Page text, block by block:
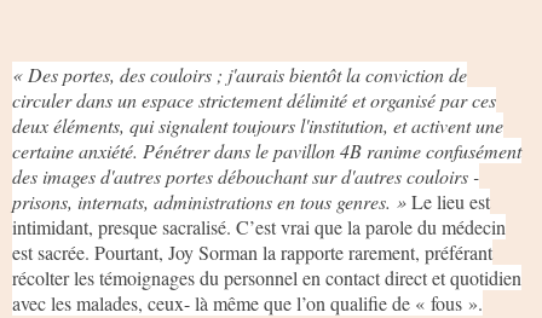
« Des portes, des couloirs ; j'aurais bientôt la conviction de
circuler dans un espace strictement délimité et organisé par ces
deux éléments, qui signalent toujours l'institution, et activent une
certaine anxiété. Pénétrer dans le pavillon 4B ranime confusément
des images d'autres portes débouchant sur d'autres couloirs -
prisons, internats, administrations en tous genres. »Le lieu est
intimidant, presque sacralisé. C’est vrai que la parole du médecin
est sacrée. Pourtant, Joy Sorman la rapporte rarement, préférant
récolter les témoignages du personnel en contact direct et quotidien
avec les malades, ceux- là même que l’on qualifie de « fous ».